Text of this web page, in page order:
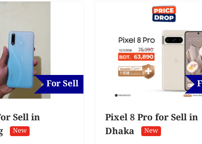
For Sell
Sell in
New
Pixel 8 Pro for Sell in
Dhaka
New